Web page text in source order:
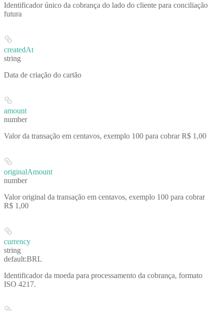
Identificador único da cobrança do lado do cliente para conciliação
futura
createdAt
string
Data de criação do cartão
amount
number
Valor da transação em centavos, exemplo 100 para cobrar R$ 1,00
originalAmount
number
Valor original da transação em centavos, exemplo 100 para cobrar
R$ 1,00
currency
string
default:BRL
Identificador da moeda para processamento da cobrança, formato
ISO 4217.